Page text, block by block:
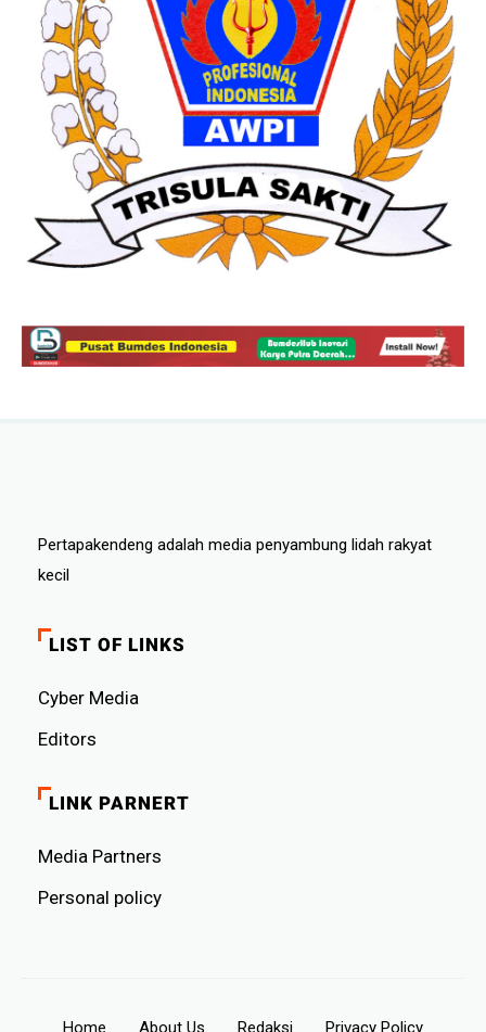
Pertapakendeng adalah media penyambung lidah rakyat
kecil
LIST OF LINKS
Cyber ​​Media
Editors
LINK PARNERT
Media Partners
Personal policy
Home About Us Redaksi Privacy Policy